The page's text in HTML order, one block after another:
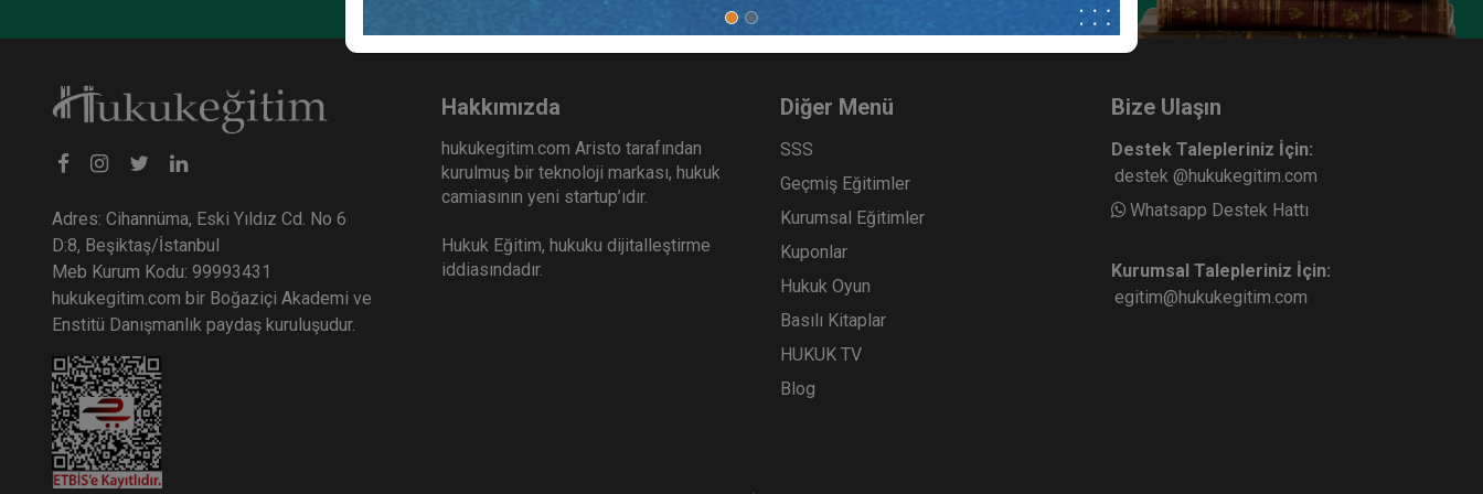
Şirketler Hukuku - 3 - II. Ticaret
Hukuku Kongresi - VIII. Oturum
360
Kıymetli Evrak, Sermaye Piyasası
Ve Bankacılık Hukuku - II. Ticaret
Video Kaydı
360
TL
Ticari İşletme Hukuku - 1 - II.
Ticaret Hukuku Kongresi - I.
360
Tüketici Hukuku Enstitüsü
Adres: Cihannüma, Eski Yıldız Cd. No 6
D:8, Beşiktaş/İstanbul
Meb Kurum Kodu: 99993431
hukukegitim.com bir Boğaziçi Akademi ve
Enstitü Danışmanlık paydaş kuruluşudur.
Hakkımızda
hukukegitim.com Aristo tarafından
kurulmuş bir teknoloji markası, hukuk
camiasının yeni startup’ıdır.
Hukuk Eğitim, hukuku dijitalleştirme
iddiasındadır.
Diğer Menü
SSS
Geçmiş Eğitimler
Kurumsal Eğitimler
Kuponlar
Hukuk Oyun
Basılı Kitaplar
HUKUK TV
Blog
Bize Ulaşın
Destek Talepleriniz İçin:
destek @hukukegitim.com
Whatsapp Destek Hattı
Kurumsal Talepleriniz İçin:
egitim@hukukegitim.com